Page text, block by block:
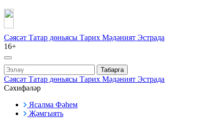
Сәясәт Татар дөньясы Тарих Мәдәният Эстрада
16+
Табарга
Сәясәт Татар дөньясы Тарих Мәдәният Эстрада
Сәхифәләр
Ясалма Фәһем
Җәмгыять